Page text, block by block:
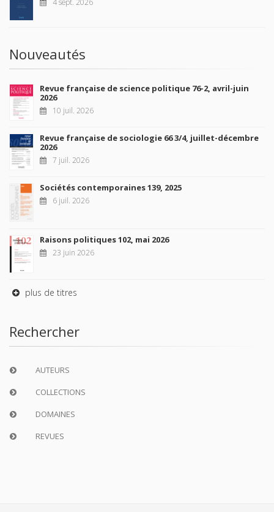
Nouveautés
Revue française de science politique 76-2, avril-juin
2026
10 juil. 2026
Revue française de sociologie 66 3/4, juillet-décembre
2026
7 juil. 2026
Sociétés contemporaines 139, 2025
6 juil. 2026
Raisons politiques 102, mai 2026
23 juin 2026
plus de titres
Rechercher
AUTEURS
COLLECTIONS
DOMAINES
REVUES